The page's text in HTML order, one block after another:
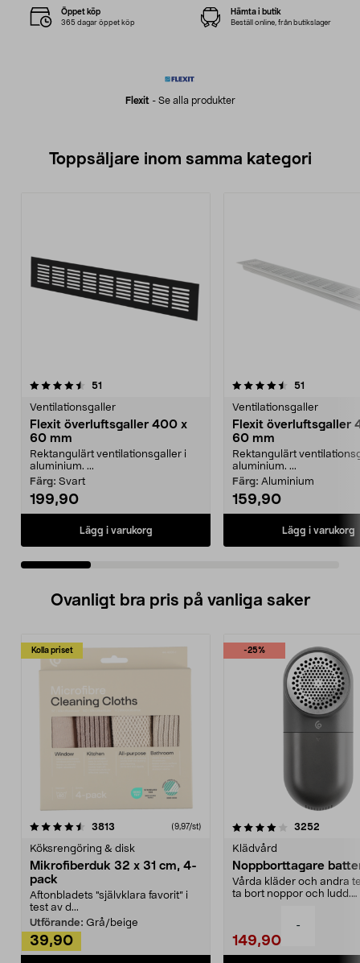
-
Flexit - Se alla produkter
Öppet köp
365 dagar öppet köp
Hämta i butik
Beställ online, från butikslager
Toppsäljare inom samma kategori
51
Ventilationsgaller
Flexit överluftsgaller 400 x
60 mm
Rektangulärt ventilationsgaller i
aluminium. ...
Färg: Svart
199,90
Lägg i varukorg
4.5 av 5 stjärnor 51
Ventilationsgaller
Flexit överluftsgaller
60 mm
Rektangulärt
aluminium. ...
Färg: Aluminium
159,90
Lägg i varukorg
4.5 av 5 stjärnor
Ovanligt bra pris på vanliga saker
Kolla priset
3813 (9,97/st)
Köksrengöring & disk
Mikrofiberduk 32 x 31 cm, 4-
pack
Aftonbladets "självklara favorit” i
test av d...
Utförande: Grå/beige
39,90
-25%
4.0av 5 stjärnor 3252
Klädvård
Noppborttagare
Vårda kläder och andra
ta bort noppor och ludd.
149,90
4.5av 5 stjärnor